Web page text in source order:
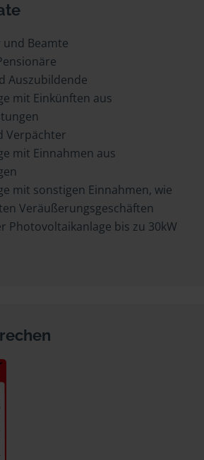
Beamte
Auszubildende
mit Einkünften aus
Verpächter
mit Einnahmen aus
mit sonstigen Einnahmen, wie
Veräußerungsgeschäften
Photovoltaikanlage bis zu 30kW